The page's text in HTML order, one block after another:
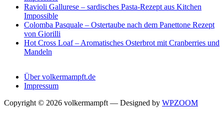
Ravioli Gallurese – sardisches Pasta-Rezept aus Kitchen
Impossible
Colomba Pasquale – Ostertaube nach dem Panettone Rezept
von Giorilli
Hot Cross Loaf – Aromatisches Osterbrot mit Cranberries und
Mandeln
Über volkermampft.de
Impressum
Copyright © 2026 volkermampft — Designed by WPZOOM